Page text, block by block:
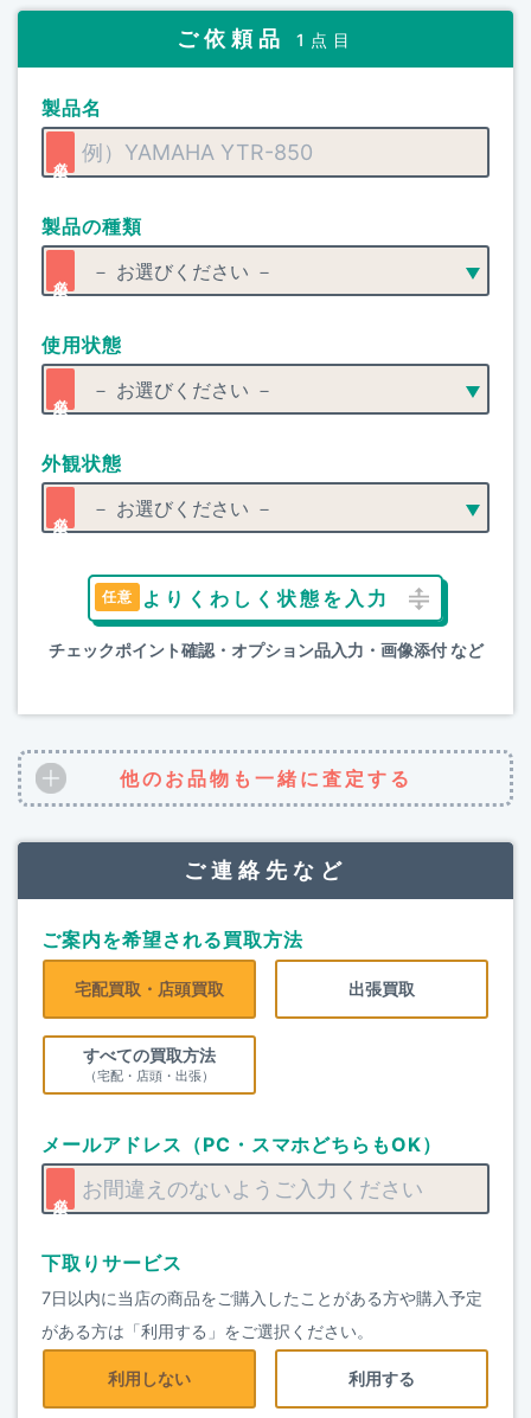
ご依頼品 1点目
製品名
製品の種類
使用状態
外観状態
よりくわしく状態を入力
チェックポイント確認・オプション品入力・画像添付 など
他のお品物も一緒に査定する
ご連絡先など
ご案内を希望される買取方法
宅配買取・店頭買取 出張買取
すべての買取方法
（宅配・店頭・出張）
メールアドレス（PC・スマホどちらもOK）
下取りサービス
7日以内に当店の商品をご購入したことがある方や購入予定
がある方は「利用する」をご選択ください。
利用しない 利用する